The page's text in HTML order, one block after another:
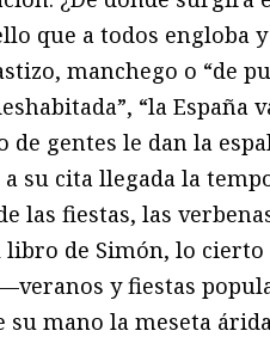
que a todos engloba y
manchego o “de
“la España
de gentes le dan la
su cita llegada la
las fiestas, las
libro de Simón, lo cierto
y fiestas
su mano la meseta